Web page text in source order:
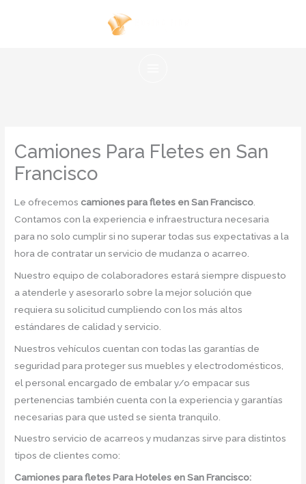
Camiones Para Fletes en San
Francisco
Le ofrecemos camiones para fletes en San Francisco
Contamos con la experiencia e infraestructura necesaria
para no solo cumplir si no superar todas sus expectativas a la
hora de contratar un servicio de mudanza o acarreo.
Nuestro equipo de colaboradores estará siempre dispuesto
a atenderle y asesorarlo sobre la mejor solución que
requiera su solicitud cumpliendo con los más altos
estándares de calidad y servicio.
Nuestros vehículos cuentan con todas las garantías de
seguridad para proteger sus muebles y electrodomésticos,
el personal encargado de embalar y/o empacar sus
pertenencias también cuenta con la experiencia y garantías
necesarias para que usted se sienta tranquilo.
Nuestro servicio de acarreos y mudanzas sirve para distintos
tipos de clientes como:
Camiones para fletesPara Hoteles en San Francisco: